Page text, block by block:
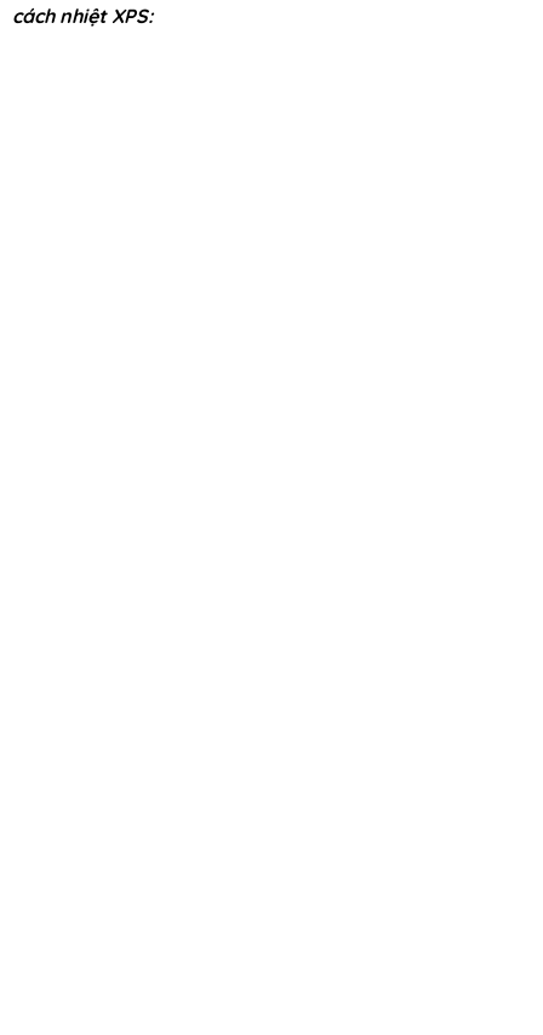
cách nhiệt XPS: